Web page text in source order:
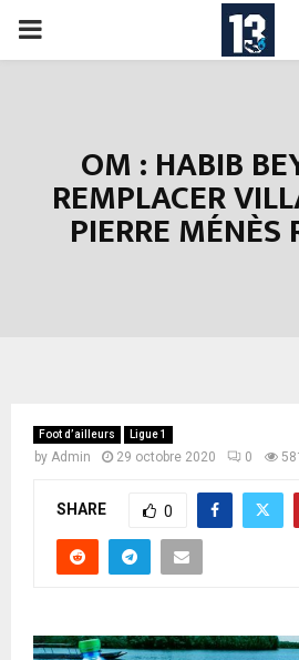
PRIMARY
OM : HABIB
REMPLACER
PIERRE MÉNÈS
Foot d’ailleurs Ligue 1
by Admin 29 octobre 2020 0 581
SHARE 0